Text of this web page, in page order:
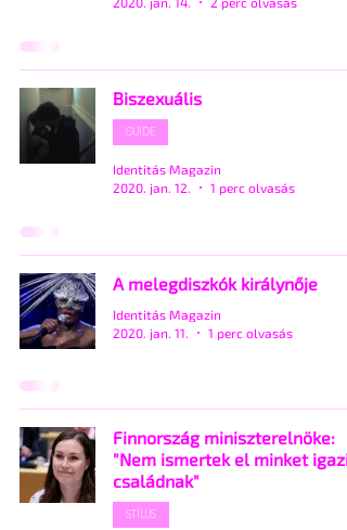
Biszexuális
GUIDE
Identitás Magazin
2020. jan. 12.
1 perc olvasás
A melegdiszkók királynője
Identitás Magazin
2020. jan. 11.
1 perc olvasás
Finnország miniszterelnöke:
"Nem ismertek el minket igazi
családnak"
STÍLUS